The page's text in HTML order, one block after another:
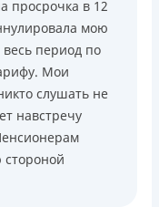
банкинг)
в день для
дней (после
ИНН, номер
просрочка в 12
мою
период по
Мои
слушать не
навстречу
стороной